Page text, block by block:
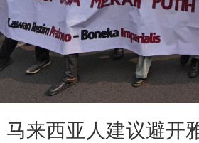
马来西亚人建议避开